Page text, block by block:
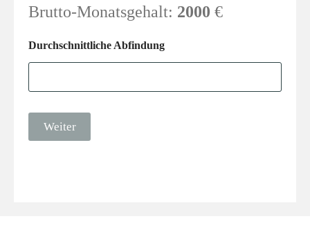
Brutto-Monatsgehalt: 2000 €
Durchschnittliche Abfindung
Weiter